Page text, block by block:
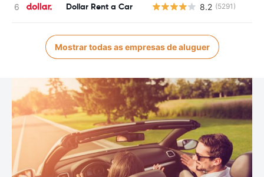
Dollar Rent a Car 8.2 (5291)
Mostrar todas as empresas de aluguer